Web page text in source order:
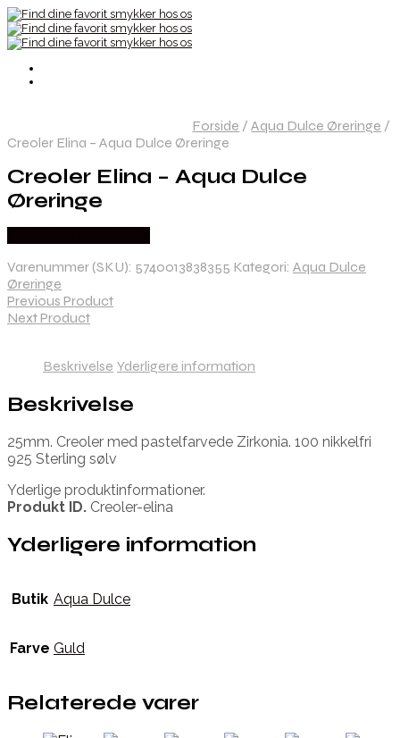
Forside / Aqua Dulce Øreringe /
Creoler Elina – Aqua Dulce Øreringe
Creoler Elina – Aqua Dulce
Øreringe
Varenummer (SKU): 5740013838355 Kategori: Aqua Dulce
Øreringe
Previous Product
Next Product
Beskrivelse Yderligere information
Beskrivelse
25mm. Creoler med pastelfarvede Zirkonia. 100 nikkelfri
925 Sterling sølv
Yderlige produktinformationer.
Produkt ID. Creoler-elina
Yderligere information
Butik Aqua Dulce
Farve Guld
Relaterede varer